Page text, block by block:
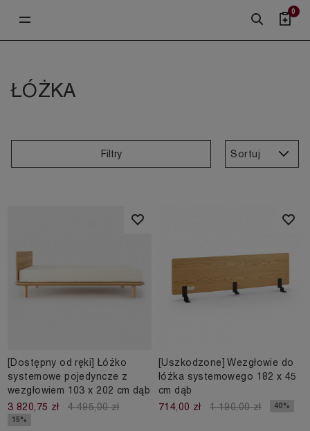
0
ŁÓŻKA
Filtry Sortuj
[Dostępny od ręki] Łóżko
systemowe pojedyncze z
wezgłowiem 103 x 202 cm dąb
3 820,75 zł
4 495,00 zł
15%
[Uszkodzone] Wezgłowie do
łóżka systemowego 182 x 45
cm dąb
714,00 zł
1 190,00 zł 40%